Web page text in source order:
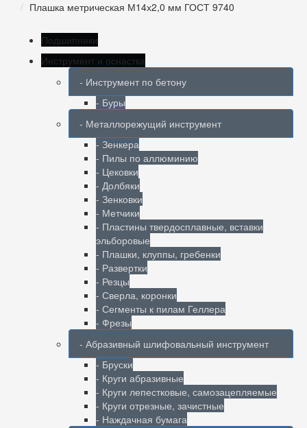
Плашка метрическая М14х2,0 мм ГОСТ 9740
Подшипники
Инструмент и оснастка
- Инструмент по бетону
- Буры
- Металлорежущий инструмент
- Зенкера
- Пилы по аллюминию
- Цековки
- Долбяки
- Зенковки
- Метчики
- Пластины твердосплавные, вставки
эльборовые
- Плашки, клуппы, гребенки
- Развертки
- Резцы
- Сверла, коронки
- Сегменты к пилам Геллера
- Фрезы
- Абразивный шлифовальный инструмент
- Бруски
- Круги абразивные
- Круги лепестковые, самозацепляемые
- Круги отрезные, зачистные
- Наждачная бумага